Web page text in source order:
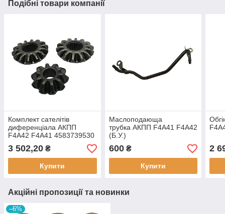
Подібні товари компанії
Комплект сателітів
диференціала АКПП
F4A42 F4A41 4583739530
3 502,20 ₴
Купити
Маслоподающа
трубка АКПП F4A41 F4A42
(Б.У.)
600₴
Купити
2
Акційні пропозиції та новинки
–6%